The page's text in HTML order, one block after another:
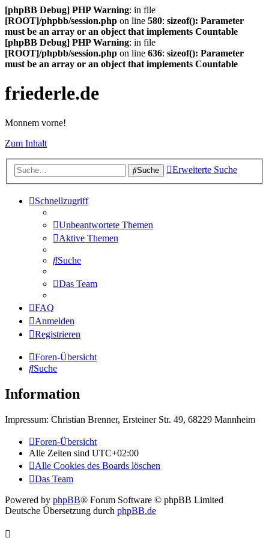
[phpBB Debug] PHP Warning: in file
[ROOT]/phpbb/session.php on line 580: sizeof(): Parameter
must be an array or an object that implements Countable
[phpBB Debug] PHP Warning: in file
[ROOT]/phpbb/session.php on line 636: sizeof(): Parameter
must be an array or an object that implements Countable
friederle.de
Monnem vorne!
Zum Inhalt
Suche Erweiterte Suche
Schnellzugriff
Unbeantwortete Themen
Aktive Themen
Suche
Das Team
FAQ
Anmelden
Registrieren
Foren-Übersicht
Suche
Information
Impressum: Christian Brenner, Ersteiner Str. 49, 68229 Mannheim
Foren-Übersicht
Alle Zeiten sind UTC+02:00
Alle Cookies des Boards löschen
Das Team
Powered by phpBB® Forum Software © phpBB Limited
Deutsche Übersetzung durch phpBB.de